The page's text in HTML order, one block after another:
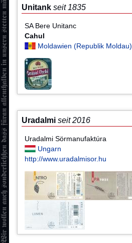
Unitank seit 1835
SA Bere Unitanc
Cahul
Moldawien (Republik Moldau)
Uradalmi seit 2016
Uradalmi Sörmanufaktúra
Ungarn
http://www.uradalmisor.hu